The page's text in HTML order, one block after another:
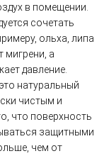
в помещении.
сочетать
ольха, липа
мигрени, а
давление.
это натуральный
чистым и
что поверхность
защитными
чем от